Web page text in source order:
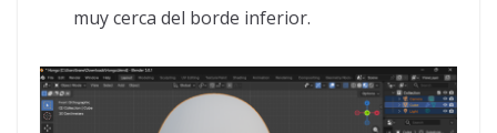
muy cerca del borde inferior.